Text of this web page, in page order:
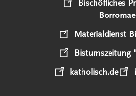
Bischöfliches
Materialdienst
Bistumszeitung
katholisch.de